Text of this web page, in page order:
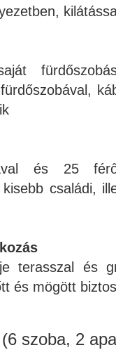
és 25
családi,
terasszal és
és mögött
szoba, 2